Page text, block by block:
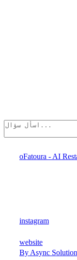
oFatoura - AI
instagram
website
By Async Solution